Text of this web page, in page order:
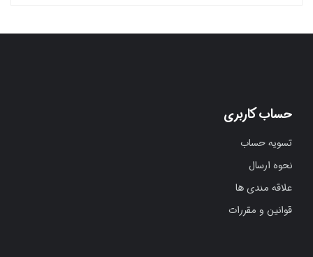
حساب کاربری
تسویه حساب
نحوه ارسال
علاقه مندی ها
قوانین و مقررات